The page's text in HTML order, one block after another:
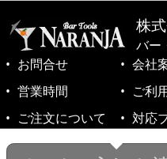
株
バー
お問合せ
会社
営業時間
ご利
ご注文について
対応
©1999-2026